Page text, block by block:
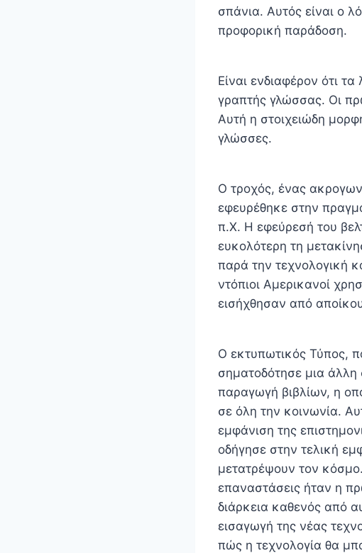
σπάνια. Αυτός είναι ο
προφορική παράδοση.
Είναι ενδιαφέρον ότι
γραπτής γλώσσας. Οι
Αυτή η στοιχειώδη
γλώσσες.
Ο τροχός, ένας
εφευρέθηκε στην
π.Χ. Η εφεύρεσή του
ευκολότερη τη
παρά την τεχνολογική
ντόπιοι Αμερικανοί
εισήχθησαν από
Ο εκτυπωτικός Τύπος,
σηματοδότησε μια άλλη
παραγωγή βιβλίων, η
σε όλη την κοινωνία.
εμφάνιση της
οδήγησε στην τελική
μετατρέψουν τον
επαναστάσεις ήταν η
διάρκεια καθενός από
εισαγωγή της νέας
πώς η τεχνολογία θα